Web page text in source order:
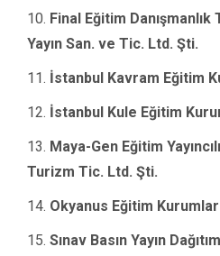
Final Eğitim Danışmanlık
Yayın San. ve Tic. Ltd. Şti.
İstanbul Kavram Eğitim
İstanbul Kule Eğitim
Maya-Gen Eğitim
Turizm Tic. Ltd. Şti.
Okyanus Eğitim
Sınav Basın Yayın